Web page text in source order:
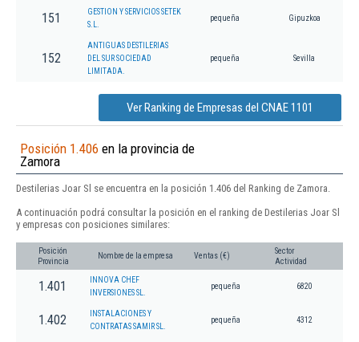
151
GESTION Y SERVICIOS SETEK
S.L.
pequeña Gipuzkoa
152
ANTIGUAS DESTILERIAS
DEL SUR SOCIEDAD
LIMITADA.
pequeña Sevilla
Ver Ranking de Empresas del CNAE 1101
Posición 1.406 en la provincia de
Zamora
Destilerias Joar Sl se encuentra en la posición 1.406 del Ranking de Zamora.
A continuación podrá consultar la posición en el ranking de Destilerias Joar Sl
y empresas con posiciones similares:
Posición
Provincia
Nombre de la empresa Ventas (€)
Sector
Actividad
1.401
INNOVA CHEF
INVERSIONES SL.
pequeña 6820
1.402
INSTALACIONES Y
CONTRATAS SAMIR SL.
pequeña 4312